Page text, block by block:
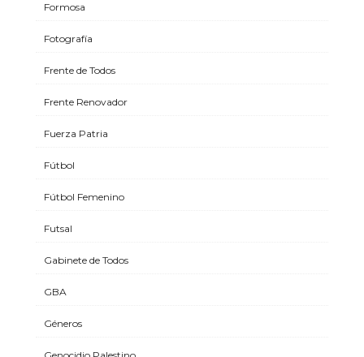
Formosa
Fotografía
Frente de Todos
Frente Renovador
Fuerza Patria
Fútbol
Fútbol Femenino
Futsal
Gabinete de Todos
GBA
Géneros